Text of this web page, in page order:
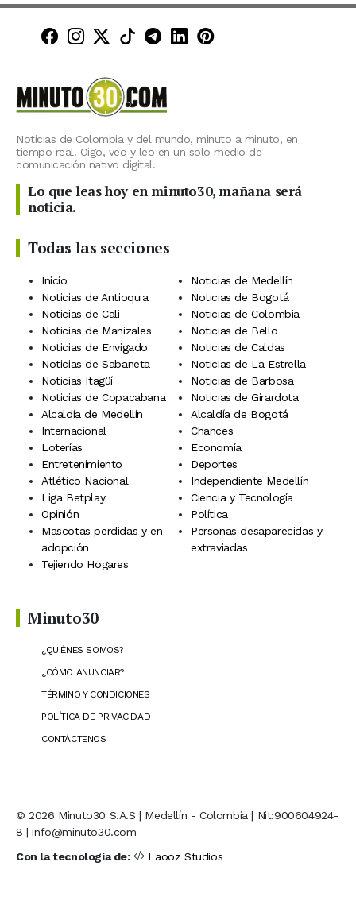
Minuto30 en Facebook
Minuto30 en Instagram
Minuto30 en X (Twitter)
Minuto30 en TikTok
Canal de Minuto30 en
Minuto30 en LinkedIn
Minuto30 en
Noticias de Colombia y del mundo, minuto a minuto, en
tiempo real. Oigo, veo y leo en un solo medio de
comunicación nativo digital.
Lo que leas hoy en minuto30, mañana será
noticia.
Todas las secciones
Inicio
Noticias de Medellín
Noticias de Antioquia
Noticias de Bogotá
Noticias de Cali
Noticias de Colombia
Noticias de Manizales
Noticias de Bello
Noticias de Envigado
Noticias de Caldas
Noticias de Sabaneta
Noticias de La Estrella
Noticias Itagüí
Noticias de Barbosa
Noticias de Copacabana
Noticias de Girardota
Alcaldía de Medellín
Alcaldía de Bogotá
Internacional
Chances
Loterías
Economía
Entretenimiento
Deportes
Atlético Nacional
Independiente Medellín
Liga Betplay
Ciencia y Tecnología
Opinión
Política
Mascotas perdidas y en
adopción
Personas desaparecidas y
extraviadas
Tejiendo Hogares
Minuto30
¿QUIÉNES SOMOS?
¿CÓMO ANUNCIAR?
TÉRMINO Y CONDICIONES
POLÍTICA DE PRIVACIDAD
CONTÁCTENOS
© 2026 Minuto30 S.A.S | Medellín - Colombia | Nit:900604924-
8 | info@minuto30.com
Con la tecnología de:
Laooz Studios